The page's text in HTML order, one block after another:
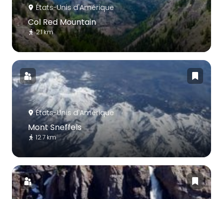
États-Unis d'Amérique
Col Red Mountain
2.1 km
États-Unis d'Amérique
Mont Sneffels
12.7 km